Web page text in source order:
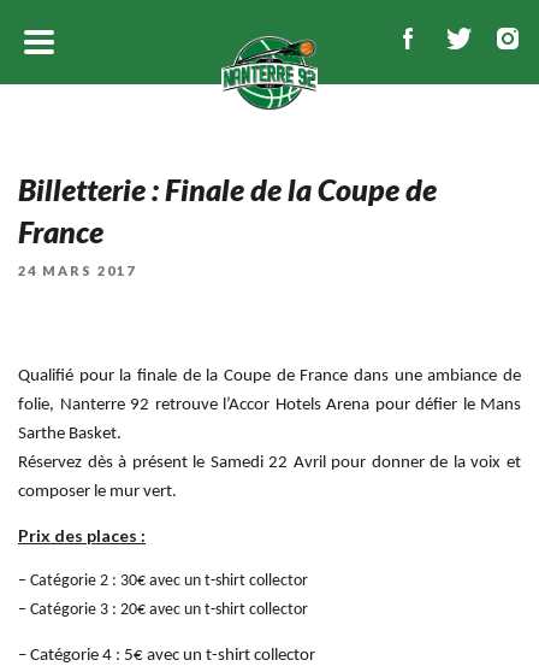
Billetterie : Finale de la Coupe de
France
PUBLIÉ
24 MARS 2017
Qualifié pour la finale de la Coupe de France dans une ambiance de
folie, Nanterre 92 retrouve l’Accor Hotels Arena pour défier le Mans
Sarthe Basket.
Réservez dès à présent le Samedi 22 Avril pour donner de la voix et
composer le mur vert.
Prix des places :
– Catégorie 2 : 30€ avec un t-shirt collector
– Catégorie 3 : 20€ avec un t-shirt collector
– Catégorie 4 : 5€ avec un t-shirt collector